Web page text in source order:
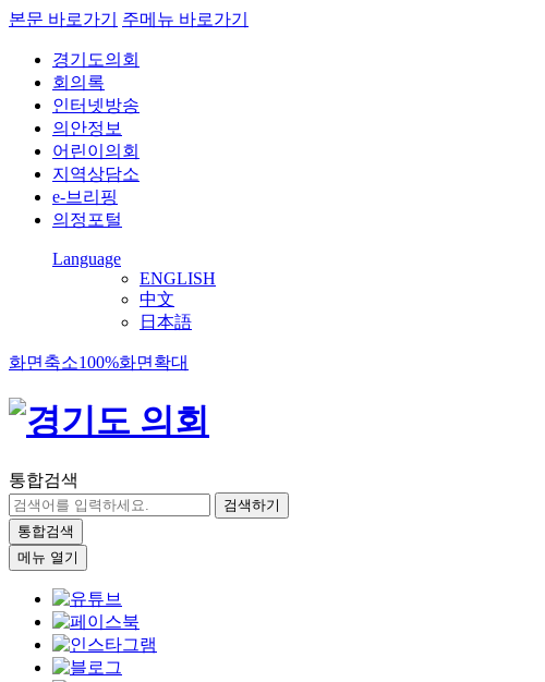
본문 바로가기 주메뉴 바로가기
경기도의회
회의록
인터넷방송
의안정보
어린이의회
지역상담소
e-브리핑
의정포털
Language
ENGLISH
中文
日本語
화면축소100%화면확대
통합검색
검색하기
통합검색
메뉴 열기